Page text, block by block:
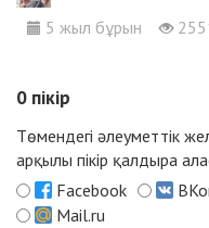
5 жыл бұрын
0 пікір
Төмендегі әлеуметтік
арқылы пікір қалдыра
Facebook
Mail.ru